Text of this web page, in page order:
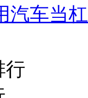
汽车当
行